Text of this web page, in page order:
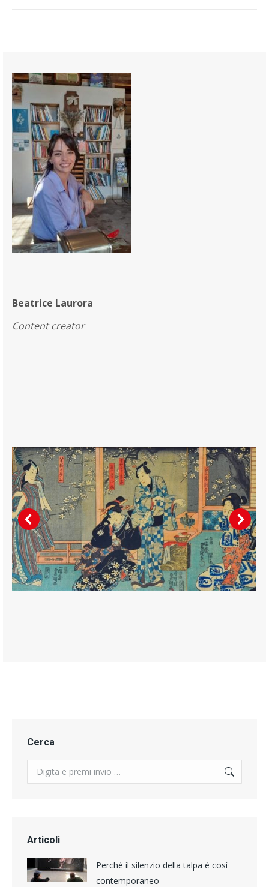
Beatrice Laurora
Content creator
Cerca
Search:
Articoli
Perché il silenzio della talpa è così
contemporaneo